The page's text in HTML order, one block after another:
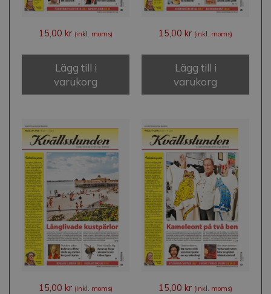
15,00 kr (inkl. moms)
Lägg till i
varukorg
15,00 kr (inkl. moms)
Lägg till i
varukorg
15,00 kr (inkl. moms) 15,00 kr (inkl. moms)